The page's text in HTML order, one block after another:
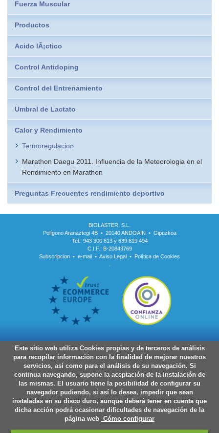
Fuerza Muscular
Productos
Acido lÃ¡ctico
Control Antidoping
Control del Entrenamiento
Umbral de Lactato
Calor y Rendimiento
Termoregulacion
Marathon Daegu 2011. Influencia de la Meteorologia en el
Rendimiento en Marathon
Preguntas Frecuentes rendimiento deportivo
BIOLASTER, S.L.
Polígono Aranaztegi 4B • 20140 ANDOAIN • Gipuzkoa
Tel.: 943 300 813 y 639 619 494
C.I.F.: B-20843769
Subscripcion • e-mail • Aviso Legal • Política de Cookies
Este sitio web utiliza Cookies propias y de terceros de análisis
para recopilar información con la finalidad de mejorar nuestros
servicios, así como para el análisis de su navegación. Si
continua navegando, supone la aceptación de la instalación de
las mismas. El usuario tiene la posibilidad de configurar su
navegador pudiendo, si así lo desea, impedir que sean
instaladas en su disco duro, aunque deberá tener en cuenta que
dicha acción podrá ocasionar dificultades de navegación de la
página web Cómo configurar